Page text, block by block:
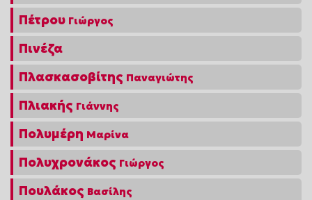
Πέτρου Γιώργος
Πινέζα
Πλασκασοβίτης Παναγιώτης
Πλιακής Γιάννης
Πολυμέρη Μαρίνα
Πολυχρονάκος Γιώργος
Πουλάκος Βασίλης